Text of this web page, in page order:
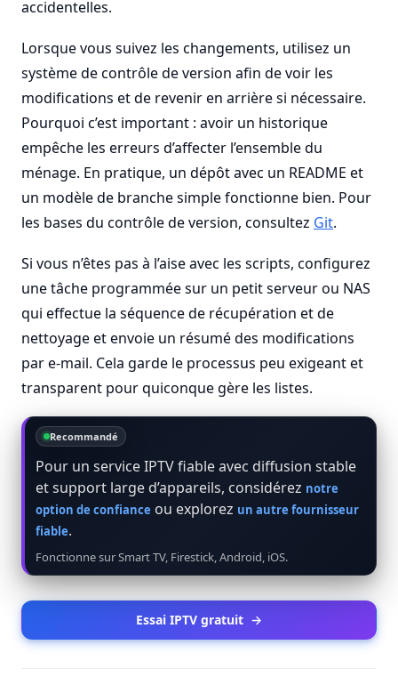
accidentelles.
Lorsque vous suivez les changements, utilisez un
système de contrôle de version afin de voir les
modifications et de revenir en arrière si nécessaire.
Pourquoi c’est important : avoir un historique
empêche les erreurs d’affecter l’ensemble du
ménage. En pratique, un dépôt avec un README et
un modèle de branche simple fonctionne bien. Pour
les bases du contrôle de version, consultez Git.
Si vous n’êtes pas à l’aise avec les scripts, configurez
une tâche programmée sur un petit serveur ou NAS
qui effectue la séquence de récupération et de
nettoyage et envoie un résumé des modifications
par e-mail. Cela garde le processus peu exigeant et
transparent pour quiconque gère les listes.
Recommandé
Pour un service IPTV fiable avec diffusion stable
et support large d’appareils, considérez notre
option de confiance ou explorez un autre fournisseur
fiable.
Fonctionne sur Smart TV, Firestick, Android, iOS.
Essai IPTV gratuit →